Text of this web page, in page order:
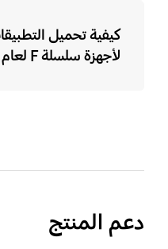
لأجهزة سلسلة F لعام 2013؟
دعم المنتج